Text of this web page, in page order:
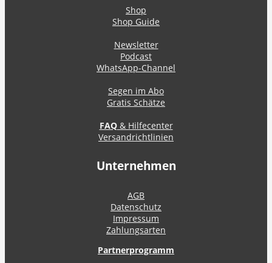
Shop
Shop Guide
Newsletter
Podcast
WhatsApp-Channel
Segen im Abo
Gratis Schätze
FAQ& Hilfecenter
Versandrichtlinien
Unternehmen
AGB
Datenschutz
Impressum
Zahlungsarten
Partnerprogramm